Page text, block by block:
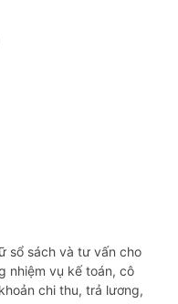
sổ sách và tư vấn cho
nhiệm vụ kế toán, cô
chi thu, trả lương,